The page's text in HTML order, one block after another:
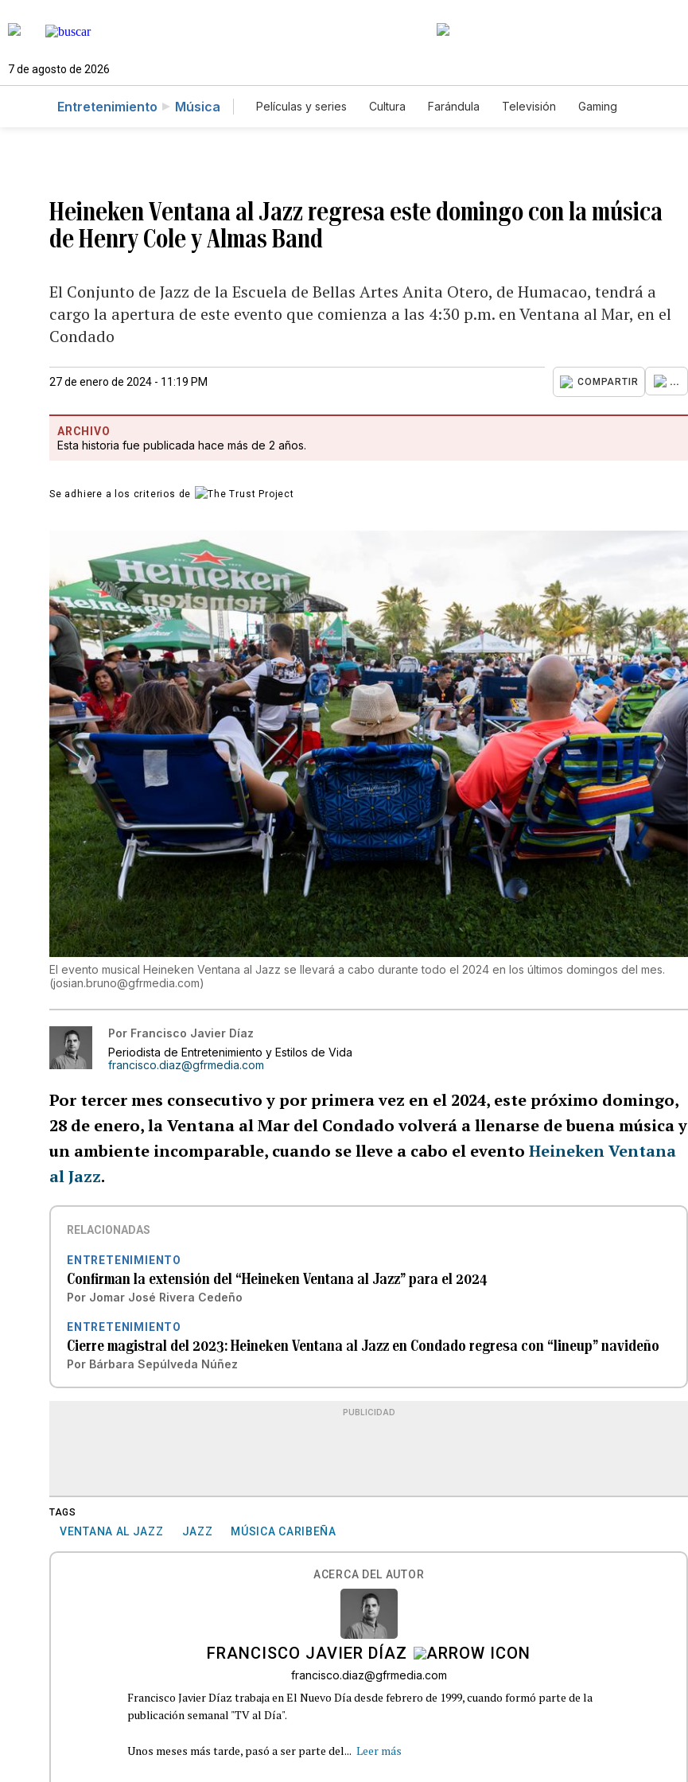
7 de agosto de 2026
Entretenimiento Música Películas y series Cultura Farándula Televisión Gaming
Heineken Ventana al Jazz regresa este domingo con la música
de Henry Cole y Almas Band
El Conjunto de Jazz de la Escuela de Bellas Artes Anita Otero, de Humacao, tendrá a
cargo la apertura de este evento que comienza a las 4:30 p.m. en Ventana al Mar, en el
Condado
27 de enero de 2024 - 11:19 PM COMPARTIR ...
ARCHIVO
Esta historia fue publicada hace más de 2 años.
Se adhiere a los criterios de
El evento musical Heineken Ventana al Jazz se llevará a cabo durante todo el 2024 en los últimos domingos del mes.
(josian.bruno@gfrmedia.com)
Por Francisco Javier Díaz
Periodista de Entretenimiento y Estilos de Vida
francisco.diaz@gfrmedia.com
Por tercer mes consecutivo y por primera vez en el 2024, este próximo domingo,
28 de enero, la Ventana al Mar del Condado volverá a llenarse de buena música y
un ambiente incomparable, cuando se lleve a cabo el eventoHeineken Ventana
al Jazz.
RELACIONADAS
ENTRETENIMIENTO
Confirman la extensión del “Heineken Ventana al Jazz” para el 2024
Por Jomar José Rivera Cedeño
ENTRETENIMIENTO
Cierre magistral del 2023: Heineken Ventana al Jazz en Condado regresa con “lineup” navideño
Por Bárbara Sepúlveda Núñez
PUBLICIDAD
TAGS
VENTANA AL JAZZ JAZZ MÚSICA CARIBEÑA
ACERCA DEL AUTOR
FRANCISCO JAVIER DÍAZ
francisco.diaz@gfrmedia.com
Francisco Javier Díaz trabaja en El Nuevo Día desde febrero de 1999, cuando formó parte de la
publicación semanal "TV al Día".
Unos meses más tarde, pasó a ser parte del... Leer más